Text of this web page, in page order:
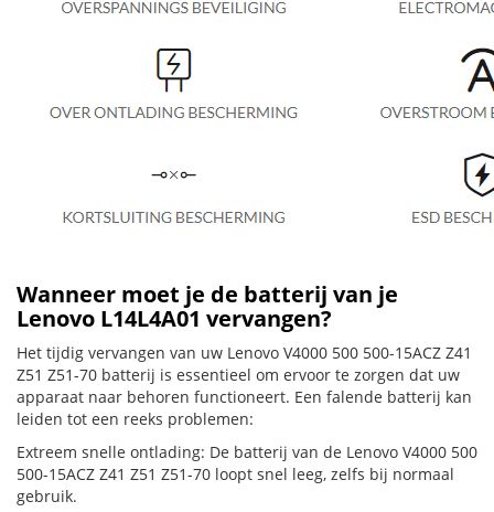
Wanneer moet je de batterij van je
Lenovo L14L4A01 vervangen?
Het tijdig vervangen van uw Lenovo V4000 500 500-15ACZ Z41
Z51 Z51-70 batterij is essentieel om ervoor te zorgen dat uw
apparaat naar behoren functioneert. Een falende batterij kan
leiden tot een reeks problemen:
Extreem snelle ontlading: De batterij van de Lenovo V4000 500
500-15ACZ Z41 Z51 Z51-70 loopt snel leeg, zelfs bij normaal
gebruik.